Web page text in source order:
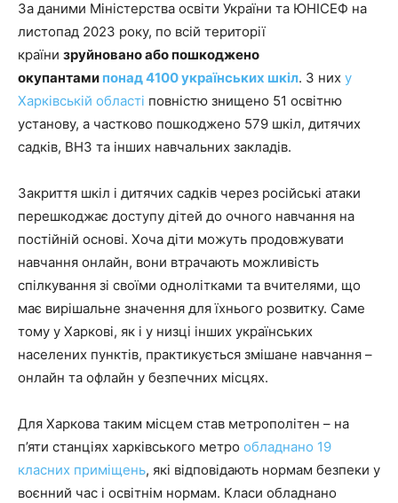
За даними Міністерства освіти України та ЮНІСЕФ на
листопад 2023 року, по всій території
країни зруйновано або пошкоджено
окупантами понад 4100 українських шкіл. З них у
Харківській області повністю знищено 51 освітню
установу, а частково пошкоджено 579 шкіл, дитячих
садків, ВНЗ та інших навчальних закладів.
Закриття шкіл і дитячих садків через російські атаки
перешкоджає доступу дітей до очного навчання на
постійній основі. Хоча діти можуть продовжувати
навчання онлайн, вони втрачають можливість
спілкування зі своїми однолітками та вчителями, що
має вирішальне значення для їхнього розвитку. Саме
тому у Харкові, як і у низці інших українських
населених пунктів, практикується змішане навчання –
онлайн та офлайн у безпечних місцях.
Для Харкова таким місцем став метрополітен – на
п’яти станціях харківського метро обладнано 19
класних приміщень, які відповідають нормам безпеки у
воєнний час і освітнім нормам. Класи обладнано